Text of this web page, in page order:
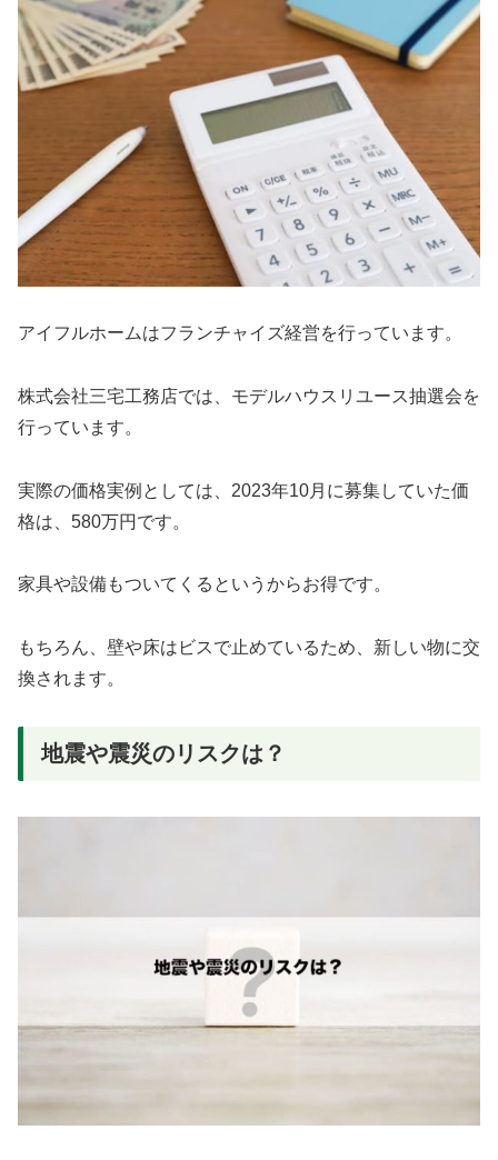
アイフルホームはフランチャイズ経営を行っています。
株式会社三宅工務店では、モデルハウスリユース抽選会を
行っています。
実際の価格実例としては、2023年10月に募集していた価
格は、580万円です。
家具や設備もついてくるというからお得です。
もちろん、壁や床はビスで止めているため、新しい物に交
換されます。
地震や震災のリスクは？